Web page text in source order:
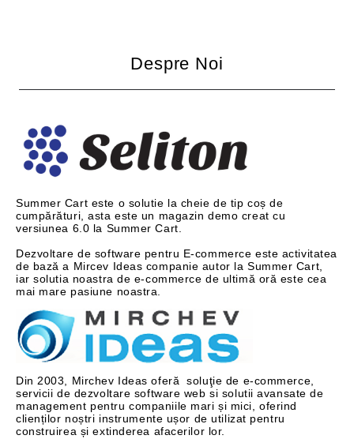
Despre Noi
Summer Cart este o solutie la cheie de tip coș de
cumpărături, asta este un magazin demo creat cu
versiunea 6.0 la Summer Cart.
Dezvoltare de software pentru E-commerce este activitatea
de bază a Mircev Ideas companie autor la Summer Cart,
iar solutia noastra de e-commerce de ultimă oră este cea
mai mare pasiune noastra.
Din 2003, Mirchev Ideas oferă soluţie de e-commerce,
servicii de dezvoltare software web si solutii avansate de
management pentru companiile mari și mici, oferind
clienților noștri instrumente ușor de utilizat pentru
construirea și extinderea afacerilor lor.